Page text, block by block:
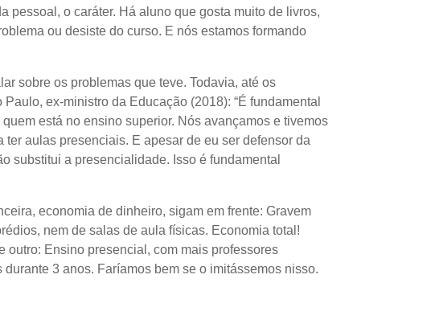
pessoal, o caráter. Há aluno que gosta muito de livros,
ou desiste do curso. E nós estamos formando
sobre os problemas que teve. Todavia, até os
ex-ministro da Educação (2018): “É fundamental
está no ensino superior. Nós avançamos e tivemos
aulas presenciais. E apesar de eu ser defensor da
substitui a presencialidade. Isso é fundamental
economia de dinheiro, sigam em frente: Gravem
nem de salas de aula físicas. Economia total!
outro: Ensino presencial, com mais professores
3 anos. Faríamos bem se o imitássemos nisso.